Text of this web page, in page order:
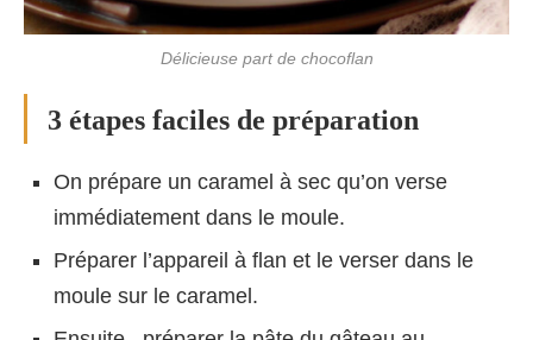
Délicieuse part de chocoflan
3 étapes faciles de préparation
On prépare un caramel à sec qu’on verse
immédiatement dans le moule.
Préparer l’appareil à flan et le verser dans le
moule sur le caramel.